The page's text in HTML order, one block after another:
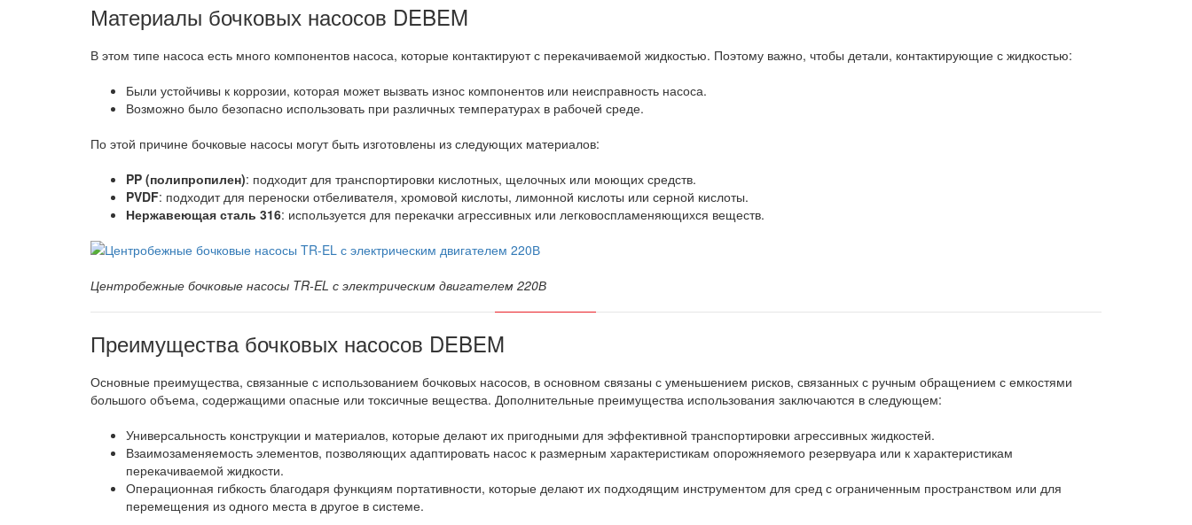
Материалы бочковых насосов DEBEM
В этом типе насоса есть много компонентов насоса, которые контактируют с перекачиваемой жидкостью. Поэтому важно, чтобы детали, контактирующие с жидкостью:
Были устойчивы к коррозии, которая может вызвать износ компонентов или неисправность насоса.
Возможно было безопасно использовать при различных температурах в рабочей среде.
По этой причине бочковые насосы могут быть изготовлены из следующих материалов:
PP (полипропилен): подходит для транспортировки кислотных, щелочных или моющих средств.
PVDF: подходит для переноски отбеливателя, хромовой кислоты, лимонной кислоты или серной кислоты.
Нержавеющая сталь 316: используется для перекачки агрессивных или легковоспламеняющихся веществ.
Центробежные бочковые насосы TR-EL с электрическим двигателем 220В
Преимущества бочковых насосов DEBEM
Основные преимущества, связанные с использованием бочковых насосов, в основном связаны с уменьшением рисков, связанных с ручным обращением с емкостями
большого объема, содержащими опасные или токсичные вещества. Дополнительные преимущества использования заключаются в следующем:
Универсальность конструкции и материалов, которые делают их пригодными для эффективной транспортировки агрессивных жидкостей.
Взаимозаменяемость элементов, позволяющих адаптировать насос к размерным характеристикам опорожняемого резервуара или к характеристикам
перекачиваемой жидкости.
Операционная гибкость благодаря функциям портативности, которые делают их подходящим инструментом для сред с ограниченным пространством или для
перемещения из одного места в другое в системе.